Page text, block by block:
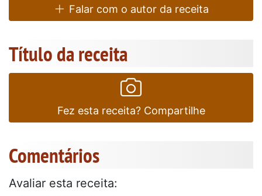
Falar com o autor da receita
Título da receita
Fez esta receita? Compartilhe
Comentários
Avaliar esta receita: